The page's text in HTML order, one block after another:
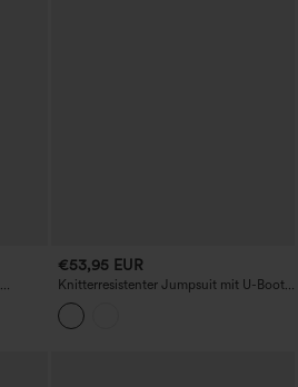
€53,95 EUR
Knitterresistenter Jumpsuit mit U-Boot-
Ausschnitt, ärmellos, mit seitlicher
Bindung und Taschen – Kinderleicht